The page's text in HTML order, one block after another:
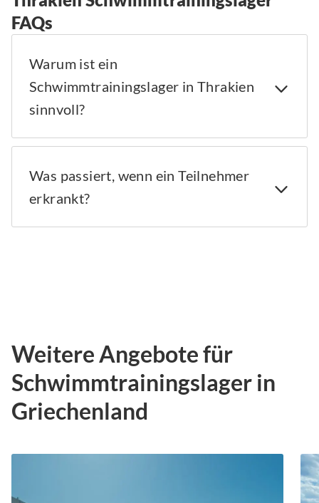
FAQs
Warum ist ein
Schwimmtrainingslager in Thrakien
sinnvoll?
Was passiert, wenn ein Teilnehmer
erkrankt?
Weitere Angebote für
Schwimmtrainingslager in
Griechenland